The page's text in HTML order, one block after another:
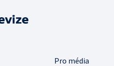
Pro média